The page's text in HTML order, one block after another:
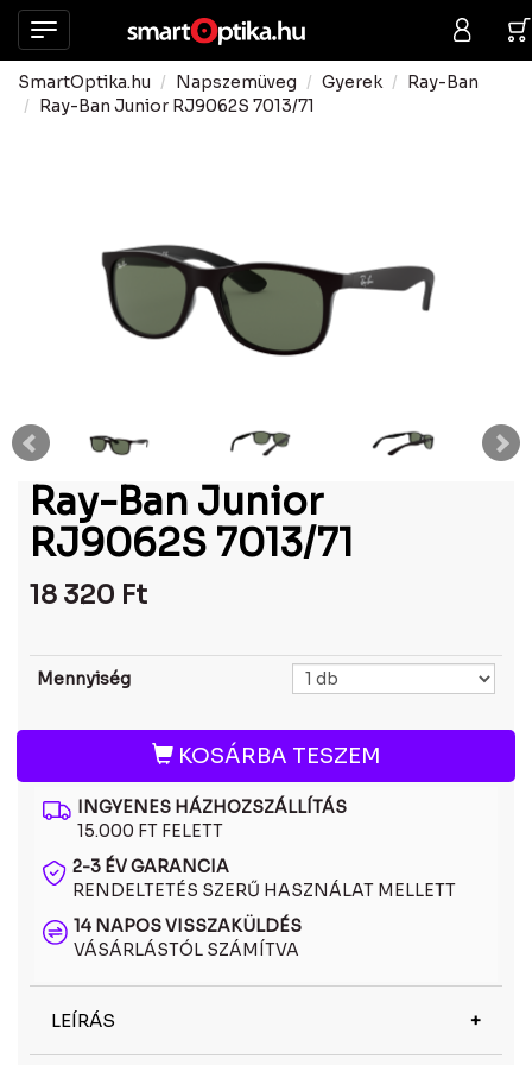
SmartOptika.hu Napszemüveg Gyerek
Ray-Ban
Ray-Ban Junior RJ9062S 7013/71
Ray-Ban Junior
RJ9062S 7013/71
18 320 Ft
Mennyiség
KOSÁRBA TESZEM
INGYENES HÁZHOZSZÁLLÍTÁS
15.000 FT FELETT
2-3 ÉV GARANCIA
RENDELTETÉS SZERŰ HASZNÁLAT MELLETT
14 NAPOS VISSZAKÜLDÉS
VÁSÁRLÁSTÓL SZÁMÍTVA
LEÍRÁS